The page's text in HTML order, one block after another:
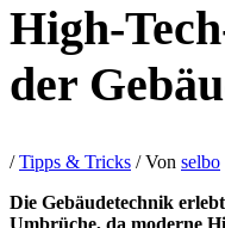
High-
der
/Tipps & Tricks / Von selbo
Die Gebäudetechnik